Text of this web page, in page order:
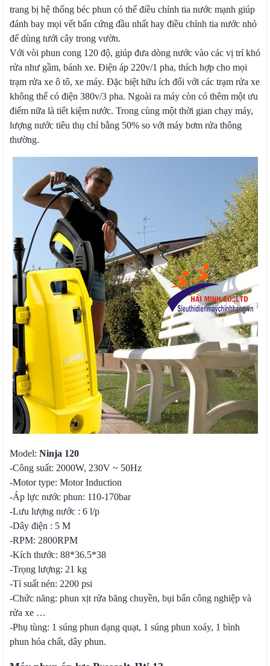
trang bị hệ thống béc phun có thể điều chỉnh tia nước mạnh giúp
đánh bay mọi vết bẩn cứng đầu nhất hay điều chỉnh tia nước nhỏ
để dùng tưới cây trong vườn.
Với vòi phun cong 120 độ, giúp đưa dòng nước vào các vị trí khó
rửa như gầm, bánh xe. Điện áp 220v/1 pha, thích hợp cho mọi
trạm rửa xe ô tô, xe máy. Đặc biệt hữu ích đối với các trạm rửa xe
không thể có điện 380v/3 pha. Ngoài ra máy còn có thêm một ưu
điểm nữa là tiết kiệm nước. Trong cùng một thời gian chạy máy,
lượng nước tiêu thụ chỉ bằng 50% so với máy bơm rửa thông
thường.
Model: Ninja 120
-Công suất: 2000W, 230V ~ 50Hz
-Motor type: Motor Induction
-Áp lực nước phun: 110-170bar
-Lưu lượng nước : 6 l/p
-Dây điện : 5 M
-RPM: 2800RPM
-Kích thước: 88*36.5*38
-Trọng lượng: 21 kg
-Tỉ suất nén: 2200 psi
-Chức năng: phun xịt rửa băng chuyền, bụi bẩn công nghiệp và
rửa xe …
-Phụ tùng: 1 súng phun dạng quạt, 1 súng phun xoáy, 1 bình
phun hóa chất, dây phun.